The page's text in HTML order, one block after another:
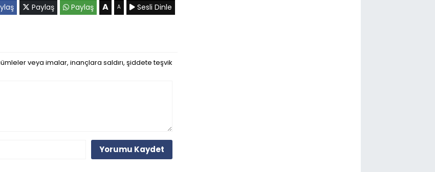
Paylaş Paylaş A A Sesli Dinle
veya imalar, inançlara saldırı, şiddete teşvik
Yorumu Kaydet